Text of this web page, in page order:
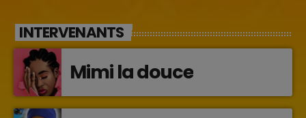
INTERVENANTS
Mimi la douce